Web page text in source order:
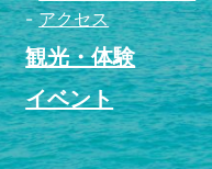
アクセス
観光・体験
イベント